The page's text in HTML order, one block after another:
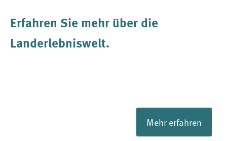
Erfahren Sie mehr über die
Landerlebniswelt.
Mehr erfahren